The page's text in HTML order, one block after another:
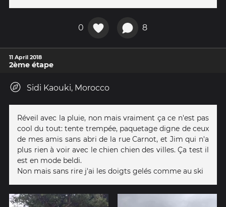
0 8
11 April 2018
2ème étape
Sidi Kaouki, Morocco
Réveil avec la pluie, non mais vraiment ça ce n'est pas
cool du tout: tente trempée, paquetage digne de ceux
de mes amis sans abri de la rue Carnot, et Jim qui n'a
plus rien à voir avec le chien chien des villes. Ça test il
est en mode beldi.
Non mais sans rire j'ai les doigts gelés comme au ski